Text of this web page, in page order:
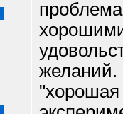
желаний.
"хорошая